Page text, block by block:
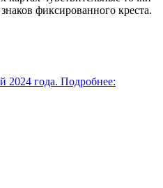
фиксированного креста.
2024 года. Подробнее: